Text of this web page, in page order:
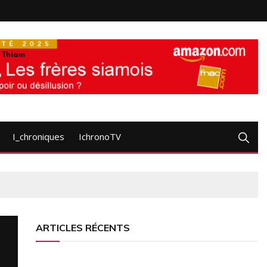
I_chroniques IchronoTV
ARTICLES RÉCENTS